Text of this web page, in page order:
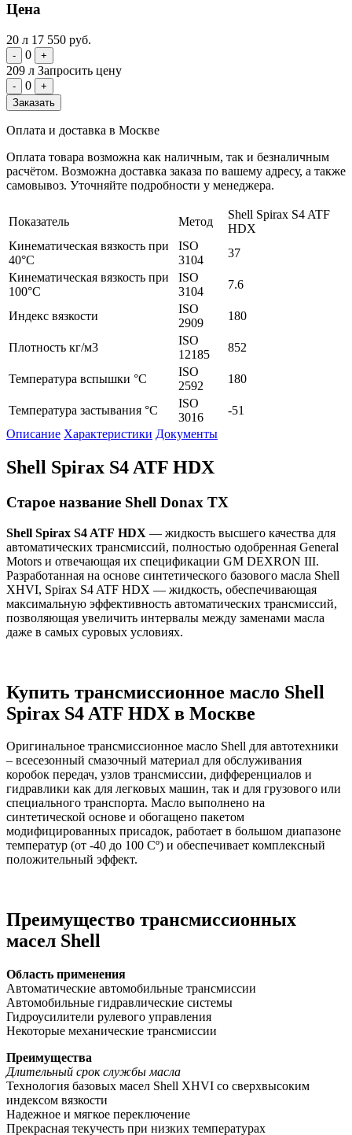
Цена
20 л 17 550 руб.
- 0 +
209 л Запросить цену
- 0
+
Заказать
Оплата и доставка в Москве
Оплата товара возможна как наличным, так и безналичным
расчётом. Возможна доставка заказа по вашему адресу, а также
самовывоз. Уточняйте подробности у менеджера.
Показатель Метод
Shell Spirax S4 ATF
HDX
Кинематическая вязкость при
40°C
ISO
3104
37
Кинематическая вязкость при
100°C
ISO
3104
7.6
Индекс вязкости
ISO
2909
180
Плотность кг/м3
ISO
12185
852
Температура вспышки °C
ISO
2592
180
Температура застывания °C
ISO
3016
-51
Описание Характеристики Документы
Shell Spirax S4 ATF HDX
Старое название Shell Donax TX
Shell Spirax S4 ATF HDX — жидкость высшего качества для
автоматических трансмиссий, полностью одобренная General
Motors и отвечающая их спецификации GM DEXRON III.
Разработанная на основе синтетического базового масла Shell
XHVI, Spirax S4 ATF HDX — жидкость, обеспечивающая
максимальную эффективность автоматических трансмиссий,
позволяющая увеличить интервалы между заменами масла
даже в самых суровых условиях.
Купить трансмиссионное масло Shell
Spirax S4 ATF HDX в Москве
Оригинальное трансмиссионное масло Shell для автотехники
– всесезонный смазочный материал для обслуживания
коробок передач, узлов трансмиссии, дифференциалов и
гидравлики как для легковых машин, так и для грузового или
специального транспорта. Масло выполнено на
синтетической основе и обогащено пакетом
модифицированных присадок, работает в большом диапазоне
температур (от -40 до 100 Сº) и обеспечивает комплексный
положительный эффект.
Преимущество трансмиссионных
масел Shell
Область применения
Автоматические автомобильные трансмиссии
Автомобильные гидравлические системы
Гидроусилители рулевого управления
Некоторые механические трансмиссии
Преимущества
Длительный срок службы масла
Технология базовых масел Shell XHVI со сверхвысоким
индексом вязкости
Надежное и мягкое переключение
Прекрасная текучесть при низких температурах